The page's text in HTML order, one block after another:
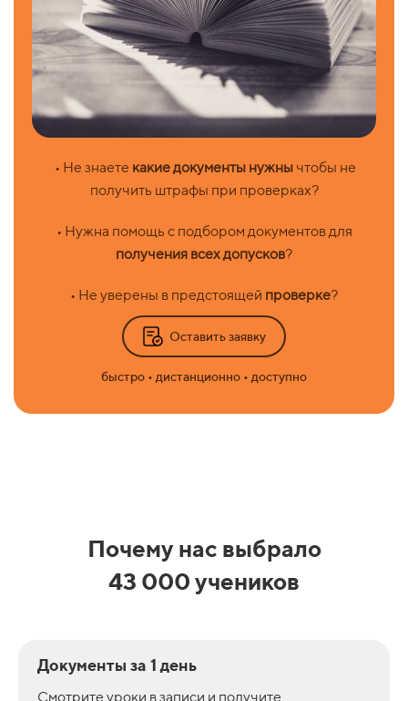
• Не знаете какие документы нужны чтобы не
получить штрафы при проверках?
• Нужна помощь с подбором документов для
получения всех допусков?
• Не уверены в предстоящей проверке?
Оставить заявку
быстро • дистанционно • доступно
Почему нас выбрало
43 000 учеников
Документы за 1 день
Смотрите уроки в записи и получите